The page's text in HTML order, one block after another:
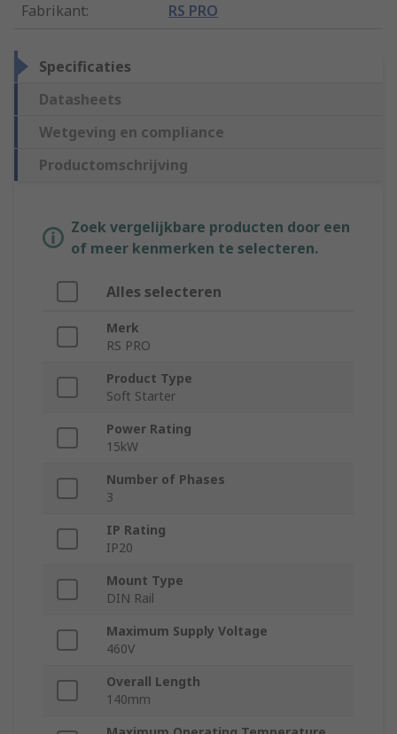
Fabrikant: RS PRO
Specificaties
Datasheets
Wetgeving en compliance
Productomschrijving
Zoek vergelijkbare producten door een
of meer kenmerken te selecteren.
Alles selecteren
Merk
RS PRO
Product Type
Soft Starter
Power Rating
15kW
Number of Phases
3
IP Rating
IP20
Mount Type
DIN Rail
Maximum Supply Voltage
460V
Overall Length
140mm